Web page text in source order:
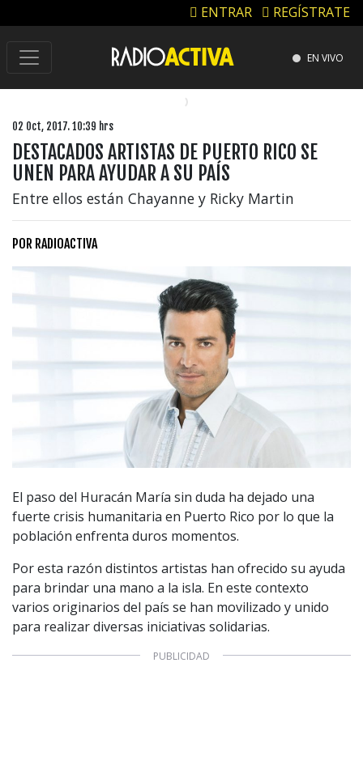
ENTRAR REGÍSTRATE
EN VIVO
02 Oct, 2017. 10:39 hrs
DESTACADOS ARTISTAS DE PUERTO RICO SE
UNEN PARA AYUDAR A SU PAÍS
Entre ellos están Chayanne y Ricky Martin
POR RADIOACTIVA
El paso del Huracán María sin duda ha dejado una
fuerte crisis humanitaria en Puerto Rico por lo que la
población enfrenta duros momentos.
Por esta razón distintos artistas han ofrecido su ayuda
para brindar una mano a la isla. En este contexto
varios originarios del país se han movilizado y unido
para realizar diversas iniciativas solidarias.